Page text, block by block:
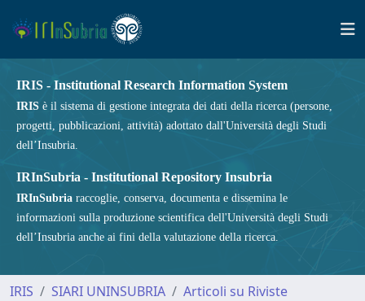
IRIS - Institutional Research Information System
IRIS è il sistema di gestione integrata dei dati della ricerca (persone,
progetti, pubblicazioni, attività) adottato dall'Università degli Studi
dell’Insubria.
IRInSubria - Institutional Repository Insubria
IRInSubria raccoglie, conserva, documenta e dissemina le
informazioni sulla produzione scientifica dell'Università degli Studi
dell’Insubria anche ai fini della valutazione della ricerca.
IRIS SIARI UNINSUBRIA
Articoli su Riviste